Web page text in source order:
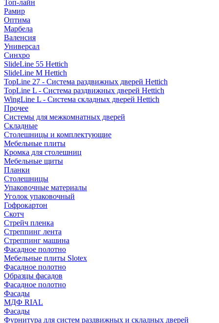
Топ-лайн
Рамир
Оптима
Марбела
Валенсия
Универсал
Синхро
SlideLine 55 Hettich
SlideLine M Hettich
TopLine 27 - Система раздвижных дверей Hettich
TopLine L - Система раздвижных дверей Hettich
WingLine L - Система складных дверей Hettich
Прочее
Системы для межкомнатных дверей
Складные
Столешницы и комплектующие
Мебельные плиты
Кромка для столешниц
Мебельные щиты
Планки
Столешницы
Упаковочные материалы
Уголок упаковочный
Гофрокартон
Скотч
Стрейч пленка
Стреппинг лента
Стреппинг машина
Фасадное полотно
Мебельные плиты Slotex
Фасадное полотно
Образцы фасадов
Фасадное полотно
Фасады
МДФ RIAL
Фасады
Фурнитура для систем раздвижных и складных дверей